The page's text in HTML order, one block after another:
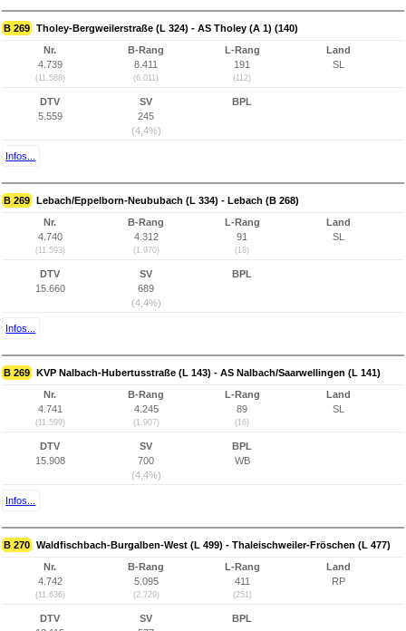
B 269 Tholey-Bergweilerstraße (L 324) - AS Tholey (A 1) (140)
Nr.
4.739
(11.588)
B-Rang
8.411
(6.011)
L-Rang
191
(112)
Land
SL
DTV
5.559
SV
245
(4,4%)
BPL
Infos...
B 269 Lebach/Eppelborn-Neububach (L 334) - Lebach (B 268)
Nr.
4.740
(11.593)
B-Rang
4.312
(1.970)
L-Rang
91
(18)
Land
SL
DTV
15.660
SV
689
(4,4%)
BPL
Infos...
B 269 KVP Nalbach-Hubertusstraße (L 143) - AS Nalbach/Saarwellingen (L 141)
Nr.
4.741
(11.599)
B-Rang
4.245
(1.907)
L-Rang
89
(16)
Land
SL
DTV
15.908
SV
700
(4,4%)
BPL
WB
Infos...
B 270 Waldfischbach-Burgalben-West (L 499) - Thaleischweiler-Fröschen (L 477)
Nr.
4.742
(11.636)
B-Rang
5.095
(2.729)
L-Rang
411
(251)
Land
RP
DTV
SV
BPL